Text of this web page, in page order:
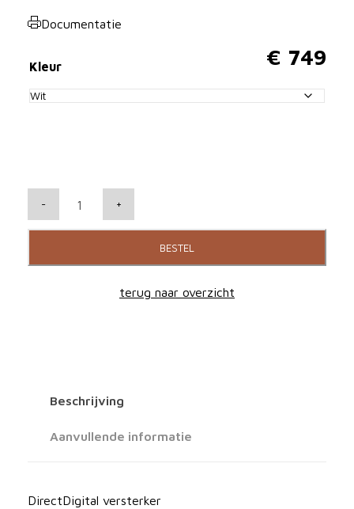
Documentatie
Kleur € 749
-
l
e
w
n
+
BESTEL
terug naar overzicht
Beschrijving
Aanvullende informatie
DirectDigital versterker